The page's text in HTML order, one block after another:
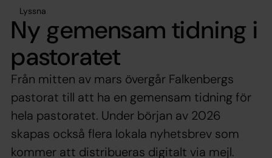
Lyssna
Ny gemensam tidning i
pastoratet
Från mitten av mars övergår Falkenbergs
pastorat till att ha en gemensam tidning för
hela pastoratet. Under början av 2026
skapas också flera lokala nyhetsbrev som
kommer att distribueras digitalt via mejl.